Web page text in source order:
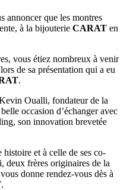
annoncer que les montres
à la bijouterie CARAT en
vous étiez nombreux à venir
de sa présentation qui a eu
.
Oualli, fondateur de la
occasion d’échanger avec
son innovation brevetée
et à celle de ses co-
deux frères originaires de la
donne rendez-vous dès à
.